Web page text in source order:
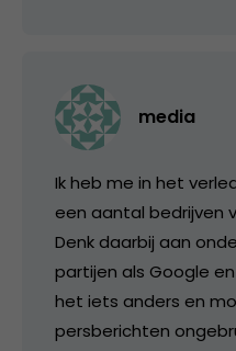
media
Ik heb me in het
een aantal bedrijven
Denk daarbij aan
partijen als Google
het iets anders en
persberichten